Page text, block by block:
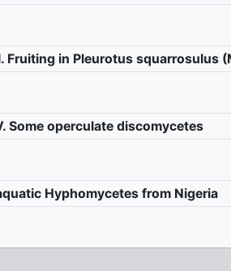
Fruiting in Pleurotus squarrosulus
Some operculate discomycetes
Hyphomycetes from Nigeria